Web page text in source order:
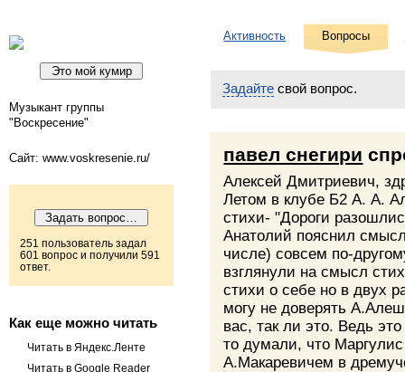
Музыкант группы
"Воскресение"
Сайт: www.voskresenie.ru/
251 пользователь задал
601 вопрос и получили 591
ответ.
Как еще можно читать
Читать в Яндекс.Ленте
Читать в Google Reader
Активность Вопросы
Задайте свой вопрос.
павел снегири
Алексей Дмитриевич,
Летом в клубе Б2 А. А.
стихи- "Дороги
Анатолий пояснил
числе) совсем по-
взглянули на смысл
стихи о себе но в двух
могу не доверять
вас, так ли это. Ведь
то думали, что
А.Макаревичем в